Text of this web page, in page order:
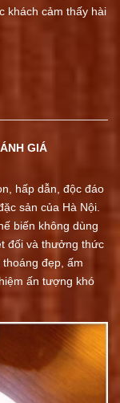
khách cảm thấy hài
GIÁ
hấp dẫn, độc đáo
sản của Hà Nội.
biến không dùng
đối và thưởng thức
đẹp, ấm
ấn tượng khó